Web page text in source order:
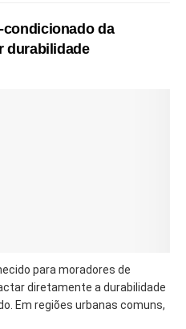
condicionado da
durabilidade
para moradores de
diretamente a durabilidade
Em regiões urbanas comuns,